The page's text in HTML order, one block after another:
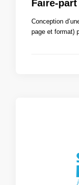
Faire-
Conception
page et format)